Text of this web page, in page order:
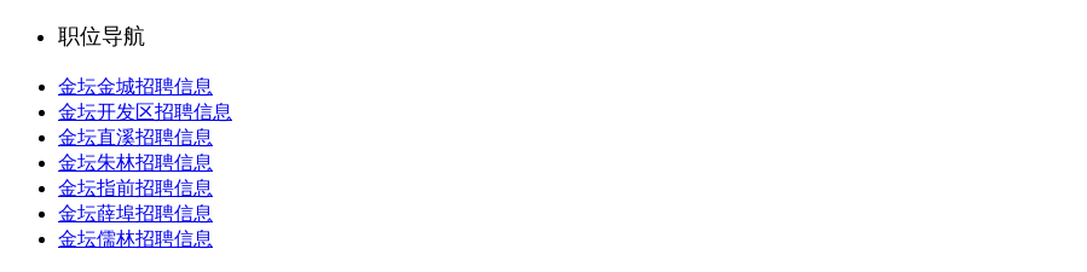
职位导航
金坛金城招聘信息
金坛开发区招聘信息
金坛直溪招聘信息
金坛朱林招聘信息
金坛指前招聘信息
金坛薛埠招聘信息
金坛儒林招聘信息